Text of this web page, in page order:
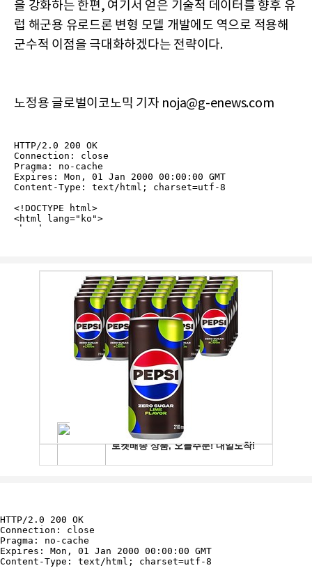
을 강화하는 한편, 여기서 얻은 기술적 데이터를 향후 유
럽 해군용 유로드론 변형 모델 개발에도 역으로 적용해
군수적 이점을 극대화하겠다는 전략이다.
노정용 글로벌이코노믹 기자 noja@g-enews.com